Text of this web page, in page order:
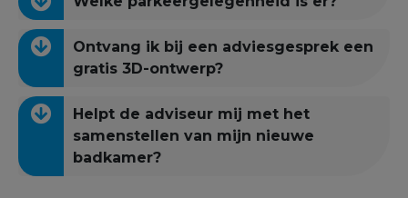
Ontvang ik bij een adviesgesprek een
gratis 3D-ontwerp?
Helpt de adviseur mij met het
samenstellen van mijn nieuwe
badkamer?